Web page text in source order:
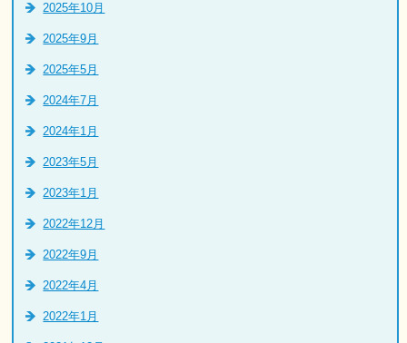
2025年10月
2025年9月
2025年5月
2024年7月
2024年1月
2023年5月
2023年1月
2022年12月
2022年9月
2022年4月
2022年1月